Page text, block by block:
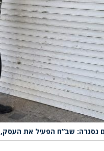
נסגרה: שב”ח הפעיל את